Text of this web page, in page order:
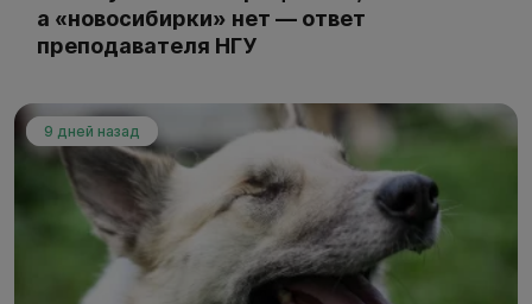
а «новосибирки» нет — ответ
преподавателя НГУ
9 дней назад